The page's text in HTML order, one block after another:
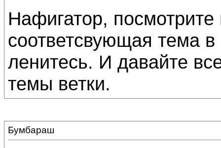
Нафигатор,
соответсвующая тема
ленитесь. И давайте
темы ветки.
Бумбараш